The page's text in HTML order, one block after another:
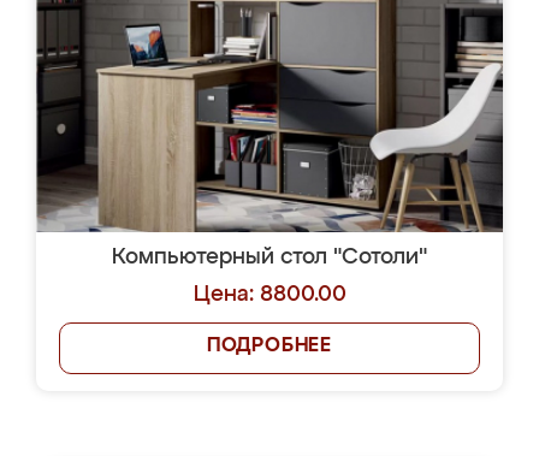
Компьютерный стол "Сотоли"
Цена: 8800.00
ПОДРОБНЕЕ